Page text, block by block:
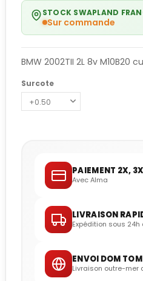
STOCK SWAPLAND
Sur commande
BMW 2002TII 2L 8v M10B20
Surcote
PAIEMENT 2X,
Avec Alma
LIVRAISON
Expédition sous 24h
ENVOI DOM TOM
Livraison outre-mer